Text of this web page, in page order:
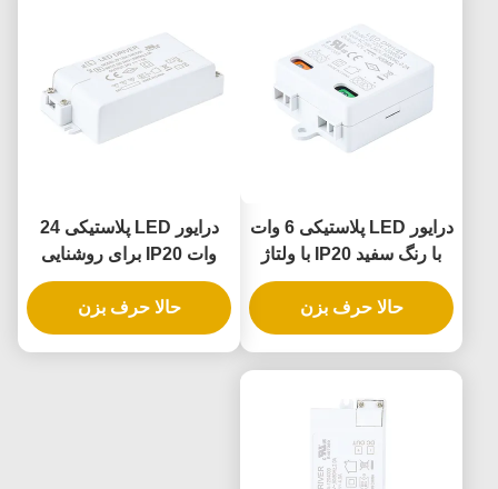
درایور LED پلاستیکی 6 وات
با رنگ سفید IP20 با ولتاژ
ثابت برای روشنایی داخلی
حالا حرف بزن
درایور LED پلاستیکی 24
وات IP20 برای روشنایی
داخلی با ولتاژ ثابت
حالا حرف بزن